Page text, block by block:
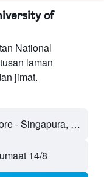
of
National
laman
jimat.
National University of Singapore - Singapura, Singapura
14/8